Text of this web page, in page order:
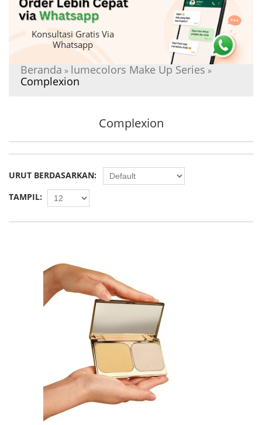
Konsultasi Gratis Via
Whatsapp
Beranda » lumecolors Make Up Series »
Complexion
Complexion
URUT BERDASARKAN:
TAMPIL: